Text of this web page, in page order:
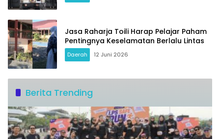
Jasa Raharja Toili Harap Pelajar Paham
Pentingnya Keselamatan Berlalu Lintas
Daerah 12 Juni 2026
Berita Trending